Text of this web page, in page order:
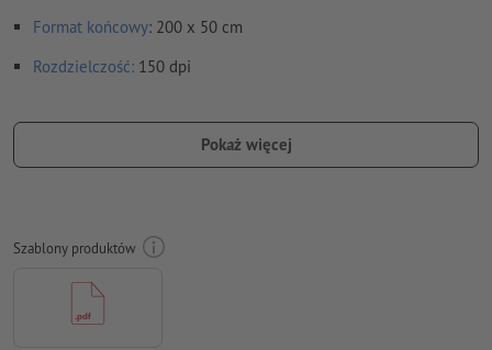
Format końcowy: 200 x 50 cm
Rozdzielczość: 150 dpi
Czcionkimuszą być w całości osadzone lub przekształcone na
Model przestrzeni barw:
Błędy ortograficzne i składniowe
Ustawienia nadrukowania
Pokaż więcej
Szablony produktów